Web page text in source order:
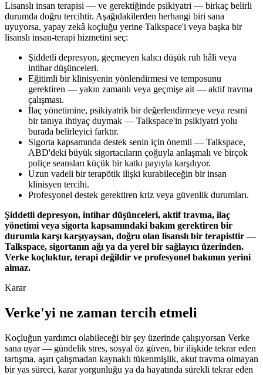
Lisanslı insan terapisi — ve gerektiğinde psikiyatri — birkaç belirli
durumda doğru tercihtir. Aşağıdakilerden herhangi biri sana
uyuyorsa, yapay zekâ koçluğu yerine Talkspace'i veya başka bir
lisanslı insan-terapi hizmetini seç:
Şiddetli depresyon, geçmeyen kalıcı düşük ruh hâli veya
intihar düşünceleri.
Eğitimli bir klinisyenin yönlendirmesi ve temposunu
gerektiren — yakın zamanlı veya geçmişe ait — aktif travma
çalışması.
İlaç yönetimine, psikiyatrik bir değerlendirmeye veya resmi
bir tanıya ihtiyaç duymak — Talkspace'in psikiyatri yolu
burada belirleyici farktır.
Sigorta kapsamında destek senin için önemli — Talkspace,
ABD'deki büyük sigortacıların çoğuyla anlaşmalı ve birçok
poliçe seansları küçük bir katkı payıyla karşılıyor.
Uzun vadeli bir terapötik ilişki kurabileceğin bir insan
klinisyen tercihi.
Profesyonel destek gerektiren kriz veya güvenlik durumları.
Şiddetli depresyon, intihar düşünceleri, aktif travma, ilaç
yönetimi veya sigorta kapsamındaki bakım gerektiren bir
durumla karşı karşıyaysan, doğru olan lisanslı bir terapisttir —
Talkspace, sigortanın ağı ya da yerel bir sağlayıcı üzerinden.
Verke koçluktur, terapi değildir ve profesyonel bakımın yerini
almaz.
Karar
Verke'yi ne zaman tercih etmeli
Koçluğun yardımcı olabileceği bir şey üzerinde çalışıyorsan Verke
sana uyar — gündelik stres, sosyal öz güven, bir ilişkide tekrar eden
tartışma, aşırı çalışmadan kaynaklı tükenmişlik, akut travma olmayan
bir yas süreci, karar yorgunluğu ya da hayatında sürekli tekrar eden